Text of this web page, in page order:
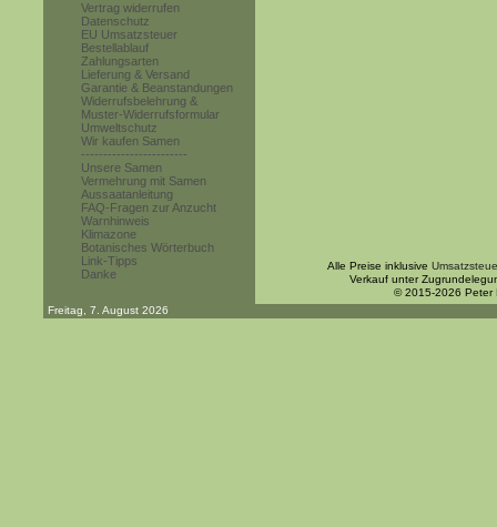
Vertrag widerrufen
Datenschutz
EU Umsatzsteuer
Bestellablauf
Zahlungsarten
Lieferung & Versand
Garantie & Beanstandungen
Widerrufsbelehrung &
Muster-Widerrufsformular
Umweltschutz
Wir kaufen Samen
------------------------
Unsere Samen
Vermehrung mit Samen
Aussaatanleitung
FAQ-Fragen zur Anzucht
Warnhinweis
Klimazone
Botanisches Wörterbuch
Link-Tipps
Danke
Alle Preise inklusive
Verkauf unter
© 2015-2026 Peter
Freitag, 7. August 2026